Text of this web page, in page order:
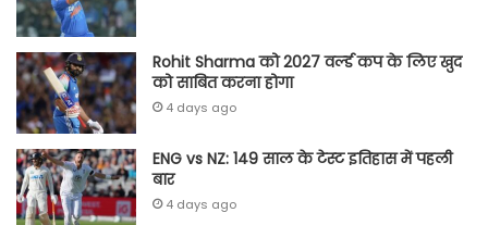
Rohit Sharma को 2027 वर्ल्‍ड कप के लिए खुद
को साबित करना होगा
4 days ago
ENG vs NZ: 149 साल के टेस्‍ट इतिहास में पहली
बार
4 days ago